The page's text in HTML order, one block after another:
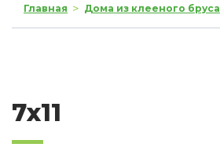
Главная > Дома из клееного бруса
7x11